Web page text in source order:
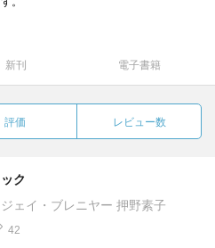
新刊 電子書籍
評価 レビュー数
ク
ェイ・ブレニヤー 押野素子
42